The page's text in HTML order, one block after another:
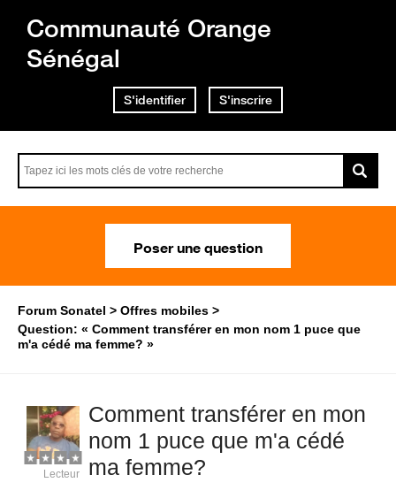
Communauté Orange
Sénégal
S'identifier S'inscrire
Poser une question
Forum Sonatel
Offres mobiles
Question: « Comment transférer en mon nom 1 puce que
m'a cédé ma femme? »
Comment transférer en mon
nom 1 puce que m'a cédé
ma femme?
Lecteur